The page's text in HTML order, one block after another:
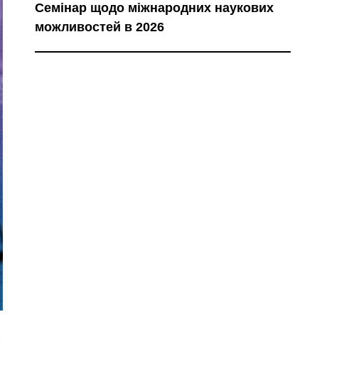
Семінар щодо міжнародних наукових
можливостей в 2026